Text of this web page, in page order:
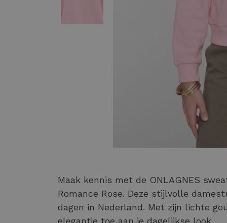
Maak kennis met de ONLAGNES
Romance Rose. Deze stijlvolle
dagen in Nederland. Met zijn lichte
elegantie toe aan je dagelijkse look.